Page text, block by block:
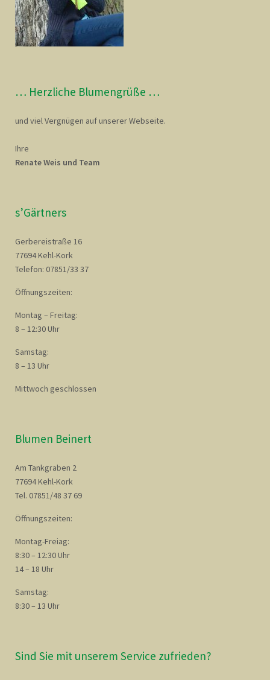
… Herzliche Blumengrüße …
und viel Vergnügen auf unserer Webseite.
Ihre
Renate Weis und Team
s’Gärtners
Gerbereistraße 16
77694 Kehl-Kork
Telefon: 07851/33 37
Öffnungszeiten:
Montag – Freitag:
8 – 12:30 Uhr
Samstag:
8 – 13 Uhr
Mittwoch geschlossen
Blumen Beinert
Am Tankgraben 2
77694 Kehl-Kork
Tel. 07851/48 37 69
Öffnungszeiten:
Montag-Freiag:
8:30 – 12:30 Uhr
14 – 18 Uhr
Samstag:
8:30 – 13 Uhr
Sind Sie mit unserem Service zufrieden?